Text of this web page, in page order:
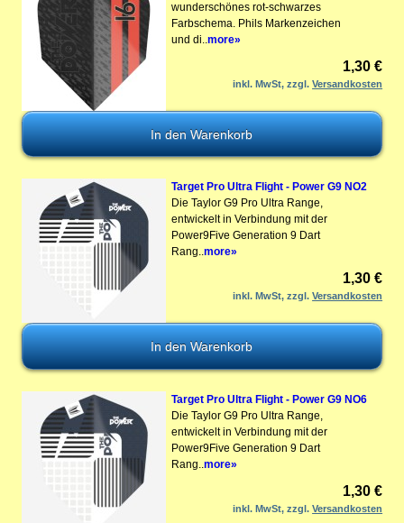
wunderschönes rot-schwarzes
Farbschema. Phils Markenzeichen
und di..more»
1,30 €
inkl. MwSt, zzgl.Versandkosten
Target Pro Ultra Flight - Power G9 NO2
Die Taylor G9 Pro Ultra Range,
entwickelt in Verbindung mit der
Power9Five Generation 9 Dart
Rang..more»
1,30 €
inkl. MwSt, zzgl.Versandkosten
Target Pro Ultra Flight - Power G9 NO6
Die Taylor G9 Pro Ultra Range,
entwickelt in Verbindung mit der
Power9Five Generation 9 Dart
Rang.. more»
1,30 €
inkl. MwSt, zzgl.Versandkosten